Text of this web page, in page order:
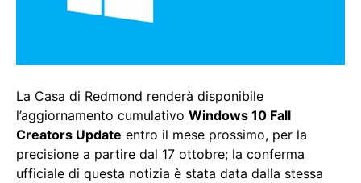
La Casa di Redmond renderà disponibile
l’aggiornamento cumulativo Windows 10 Fall
Creators Update entro il mese prossimo, per la
precisione a partire dal 17 ottobre; la conferma
ufficiale di questa notizia è stata data dalla stessa